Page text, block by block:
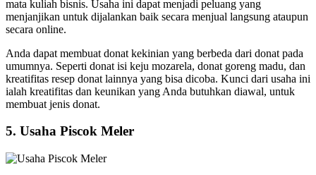
mata kuliah bisnis. Usaha ini dapat menjadi peluang yang
menjanjikan untuk dijalankan baik secara menjual langsung ataupun
secara online.
Anda dapat membuat donat kekinian yang berbeda dari donat pada
umumnya. Seperti donat isi keju mozarela, donat goreng madu, dan
kreatifitas resep donat lainnya yang bisa dicoba. Kunci dari usaha ini
ialah kreatifitas dan keunikan yang Anda butuhkan diawal, untuk
membuat jenis donat.
5. Usaha Piscok Meler